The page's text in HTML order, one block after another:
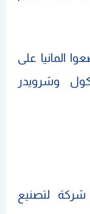
المانيا على
وشرويدر
لتصنيع